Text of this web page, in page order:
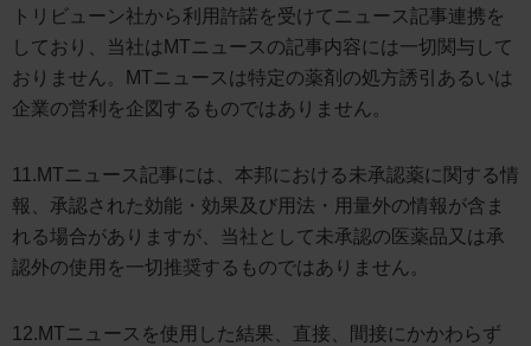
トリビューン社から利用許諾を受けてニュース記事連携を
しており、当社はMTニュースの記事内容には一切関与して
おりません。MTニュースは特定の薬剤の処方誘引あるいは
企業の営利を企図するものではありません。
11.MTニュース記事には、本邦における未承認薬に関する情
報、承認された効能・効果及び用法・用量外の情報が含ま
れる場合がありますが、当社として未承認の医薬品又は承
認外の使用を一切推奨するものではありません。
12.MTニュースを使用した結果、直接、間接にかかわらず